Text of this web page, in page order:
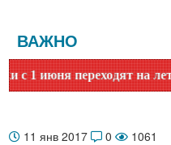
ВАЖНО
июня переходят на
11 янв 2017 0 1061